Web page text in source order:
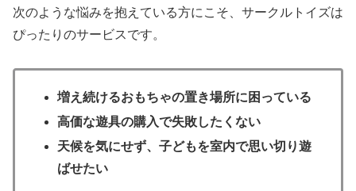
次のような悩みを抱えている方にこそ、サークルトイズは
ぴったりのサービスです。
増え続けるおもちゃの置き場所に困っている
高価な遊具の購入で失敗したくない
天候を気にせず、子どもを室内で思い切り遊
ばせたい